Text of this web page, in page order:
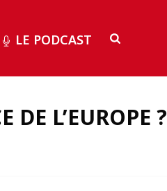
LE PODCAST
L’EUROPE ?